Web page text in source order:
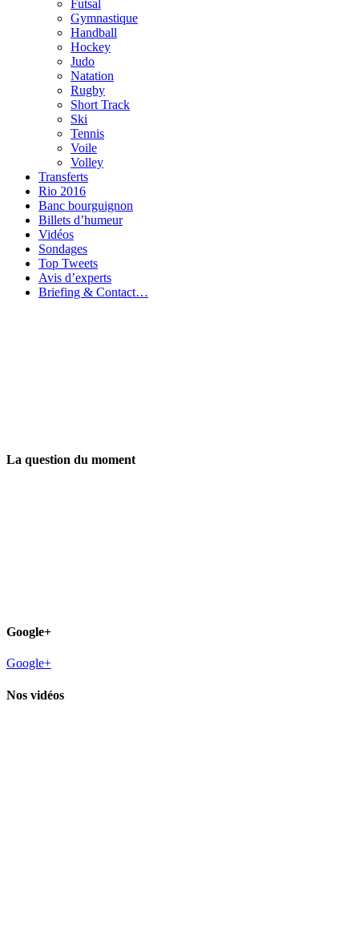
Futsal
Gymnastique
Handball
Hockey
Judo
Natation
Rugby
Short Track
Ski
Tennis
Voile
Volley
Transferts
Rio 2016
Banc bourguignon
Billets d’humeur
Vidéos
Sondages
Top Tweets
Avis d’experts
Briefing & Contact…
La question du moment
Google+
Google+
Nos vidéos